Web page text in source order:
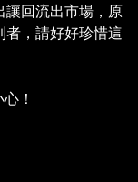
讓回流出市場，原
者，請好好珍惜這
！